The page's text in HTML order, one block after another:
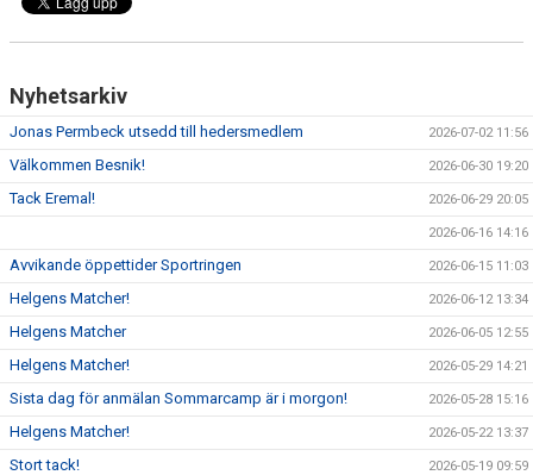
Nyhetsarkiv
Jonas Permbeck utsedd till hedersmedlem 2026-07-02 11:56
Välkommen Besnik! 2026-06-30 19:20
Tack Eremal! 2026-06-29 20:05
2026-06-16 14:16
Avvikande öppettider Sportringen 2026-06-15 11:03
Helgens Matcher! 2026-06-12 13:34
Helgens Matcher 2026-06-05 12:55
Helgens Matcher! 2026-05-29 14:21
Sista dag för anmälan Sommarcamp är i morgon! 2026-05-28 15:16
Helgens Matcher! 2026-05-22 13:37
Stort tack! 2026-05-19 09:59